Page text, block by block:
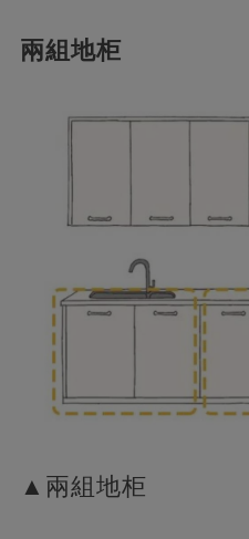
兩組地柜
▲兩組地柜